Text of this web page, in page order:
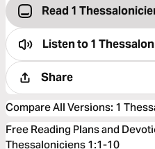
Read 1
Listen to1
Share
Compare All Versions: 1
Free Reading Plans and
Thessaloniciens 1:1-10